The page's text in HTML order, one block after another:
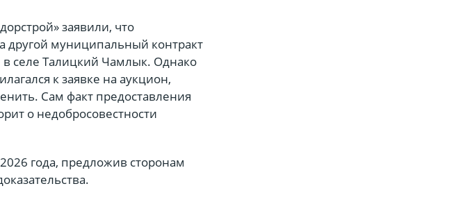
заявили, что
другой муниципальный контракт
селе Талицкий Чамлык. Однако
к заявке на аукцион,
Сам факт предоставления
о недобросовестности
года, предложив сторонам